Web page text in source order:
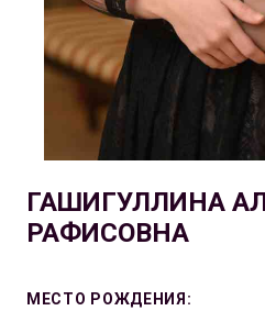
ГАШИГУЛЛИНА
РАФИСОВНА
МЕСТО РОЖДЕНИЯ: